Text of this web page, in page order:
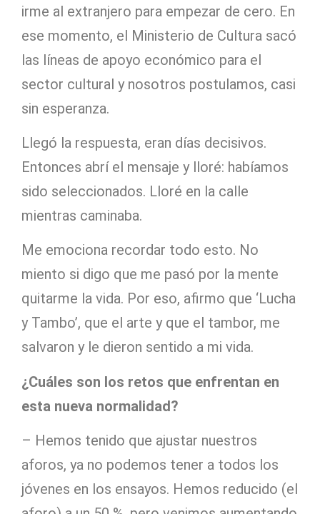
irme al extranjero para empezar de cero. En
ese momento, el Ministerio de Cultura sacó
las líneas de apoyo económico para el
sector cultural y nosotros postulamos, casi
sin esperanza.
Llegó la respuesta, eran días decisivos.
Entonces abrí el mensaje y lloré: habíamos
sido seleccionados. Lloré en la calle
mientras caminaba.
Me emociona recordar todo esto. No
miento si digo que me pasó por la mente
quitarme la vida. Por eso, afirmo que ‘Lucha
y Tambo’, que el arte y que el tambor, me
salvaron y le dieron sentido a mi vida.
¿Cuáles son los retos que enfrentan en
esta nueva normalidad?
– Hemos tenido que ajustar nuestros
aforos, ya no podemos tener a todos los
jóvenes en los ensayos. Hemos reducido (el